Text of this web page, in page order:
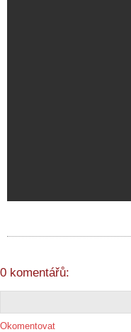
0 komentářů:
Okomentovat